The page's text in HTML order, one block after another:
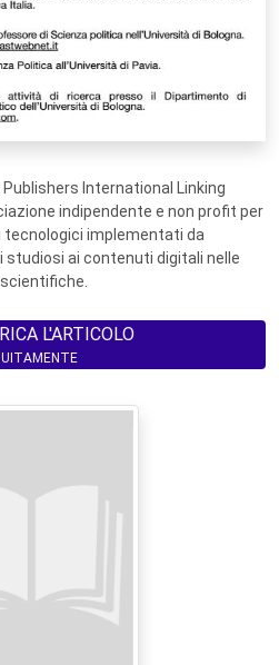
International Linking
indipendente e non profit per
implementati da
studiosi ai contenuti digitali nelle
L'ARTICOLO